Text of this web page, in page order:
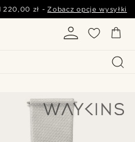
220,00 zł -Zobacz opcje wysyłki